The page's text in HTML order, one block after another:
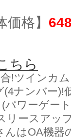
価格】
ちら
!ツインカ
ナンバー)!
パワーゲー
リースアッ
んはOA機器